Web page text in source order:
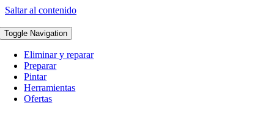
Saltar al contenido
Toggle Navigation
Eliminar y reparar
Preparar
Pintar
Herramientas
Ofertas